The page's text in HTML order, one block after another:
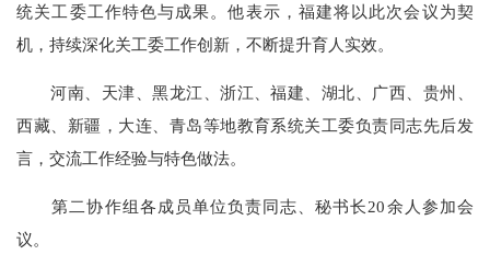
统关工委工作特色与成果。他表示，福建将以此次会议为契
机，持续深化关工委工作创新，不断提升育人实效。
河南、天津、黑龙江、浙江、福建、湖北、广西、贵州、
西藏、新疆，大连、青岛等地教育系统关工委负责同志先后发
言，交流工作经验与特色做法。
第二协作组各成员单位负责同志、秘书长20余人参加会
议。